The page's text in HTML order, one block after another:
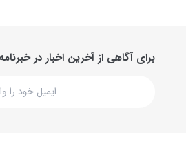
برای آگاهی از آخرین اخبار در